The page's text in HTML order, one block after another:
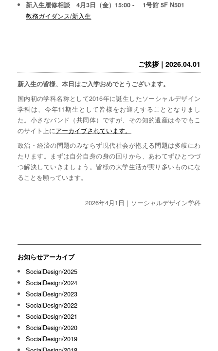
新入生履修相談 4月3日（金）15:00 - 1号館 5F N501
教務ガイダンス/新入生
ご挨拶｜2026.04.01
新入生の皆様、本日はご入学おめでとうございます。
国内初の学科名称として2016年に誕生したソーシャルデザイン
学科は、今年11期生として皆様をお迎えすることとなりまし
た。小さなバンド（共同体）ですが、その知的遺産は今でもこ
のサイト上にアーカイブされています。
政治・経済の問題のみならず現代社会が抱える問題は多岐にわ
たります。まずは自分自身の身の回りから、あわてずひとつづ
つ解決していきましょう。皆様の大学生活が実り多いものにな
ることを願っています。
2026年4月1日｜ソーシャルデザイン学科
お知らせアーカイブ
SocialDesign/2025
SocialDesign/2024
SocialDesign/2023
SocialDesign/2022
SocialDesign/2021
SocialDesign/2020
SocialDesign/2019